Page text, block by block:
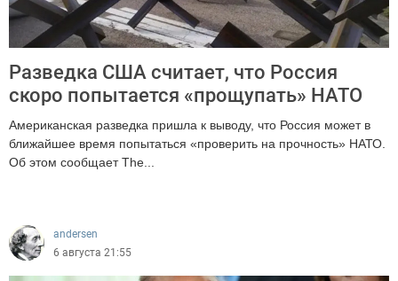
Разведка США считает, что Россия
скоро попытается «прощупать» НАТО
Американская разведка пришла к выводу, что Россия может в
ближайшее время попытаться «проверить на прочность» НАТО.
Об этом сообщает The...
andersen
6 августа 21:55